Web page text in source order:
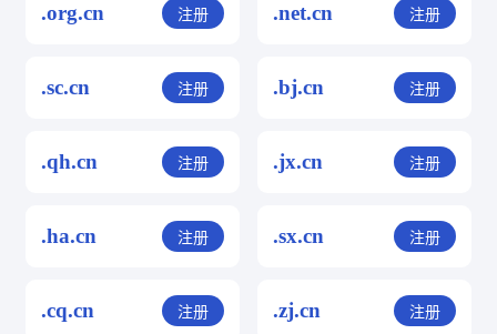
.org.cn 注册 .net.cn 注册
.sc.cn 注册 .bj.cn 注册
.qh.cn 注册 .jx.cn 注册
.ha.cn 注册 .sx.cn 注册
.cq.cn 注册 .zj.cn 注册